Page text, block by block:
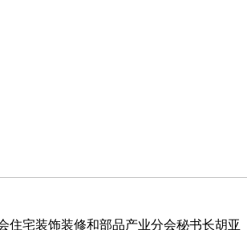
住宅装饰装修和部品产业分会秘书长胡亚